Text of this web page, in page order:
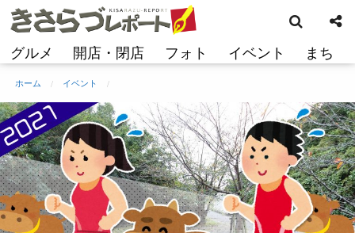
コ
ン
ン
へ
ス
キ
ッ
プ
グルメ 開店・閉店 フォト イベント まち
索
ホーム イベント